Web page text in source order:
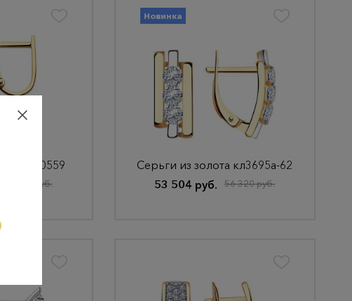
81020559
32 100 руб.
Новинка
Серьги из золота кл3695а-62
53 504 руб.
56 320 руб.